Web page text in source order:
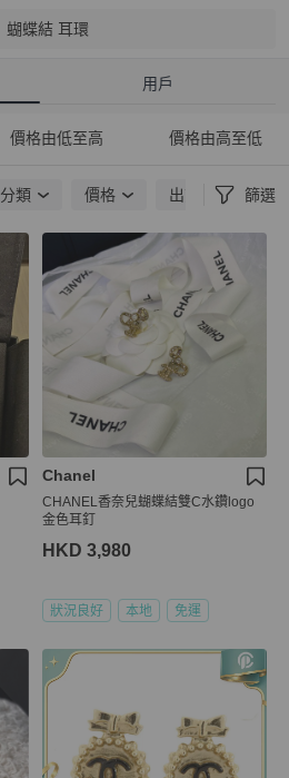
蝴蝶結 耳環
用戶
價格由低至高 價格由高至低
分類 價格 出貨地點 篩選
Chanel
CHANEL香奈兒蝴蝶結雙C水鑽logo
金色耳釘
HKD 3,980
狀況良好 本地 免運